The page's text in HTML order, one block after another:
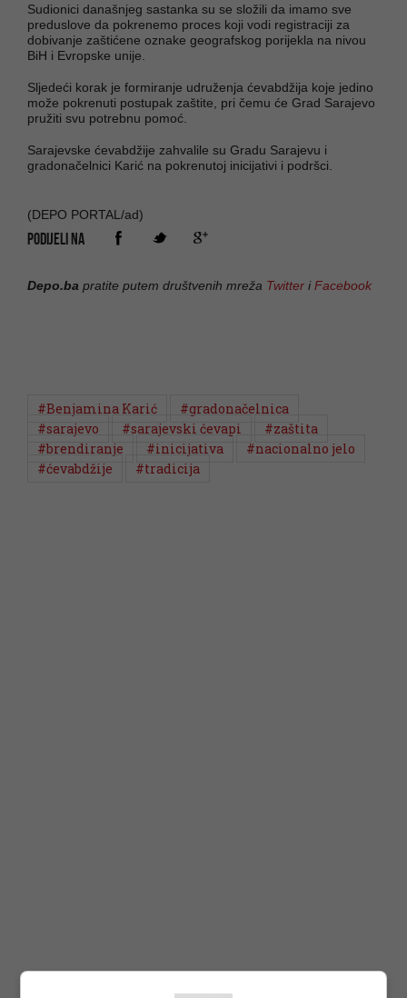
Sudionici današnjeg sastanka su se složili da imamo sve
preduslove da pokrenemo proces koji vodi registraciji za
dobivanje zaštićene oznake geografskog porijekla na nivou
BiH i Evropske unije.
Sljedeći korak je formiranje udruženja ćevabdžija koje jedino
može pokrenuti postupak zaštite, pri čemu će Grad Sarajevo
pružiti svu potrebnu pomoć.
Sarajevske ćevabdžije zahvalile su Gradu Sarajevu i
gradonačelnici Karić na pokrenutoj inicijativi i podršci.
(DEPO PORTAL/ad)
PODIJELI NA
Depo.ba pratite putem društvenih mreža Twitter iFacebook
#Benjamina Karić
#gradonačelnica
#sarajevo
#sarajevski ćevapi
#zaštita
#brendiranje
#inicijativa
#nacionalno jelo
#ćevabdžije
#tradicija